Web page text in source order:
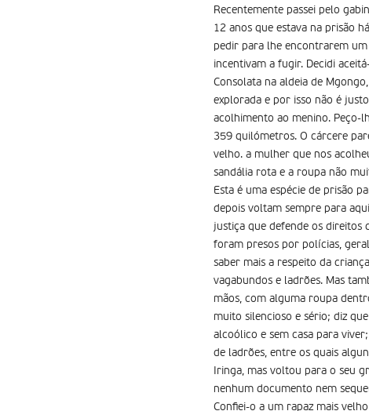
Recentemente passei pelo
12 anos que estava na prisão
pedir para lhe encontrarem
incentivam a fugir. Decidi
Consolata na aldeia de
explorada e por isso não é
acolhimento ao menino. Peço-
359 quilómetros. O cárcere
velho. a mulher que nos
sandália rota e a roupa não
Esta é uma espécie de prisão
depois voltam sempre para
justiça que defende os direitos
foram presos por polícias,
saber mais a respeito da
vagabundos e ladrões. Mas
mãos, com alguma roupa
muito silencioso e sério; diz
alcoólico e sem casa para
de ladrões, entre os quais
Iringa, mas voltou para o seu
nenhum documento nem
Confiei-o a um rapaz mais